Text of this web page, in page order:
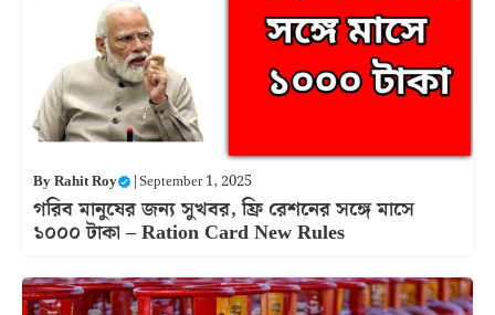
ByRahit Roy |September 1, 2025
গরিব মানুষের জন্য সুখবর, ফ্রি রেশনের সঙ্গে মাসে
১০০০ টাকা – Ration Card New Rules